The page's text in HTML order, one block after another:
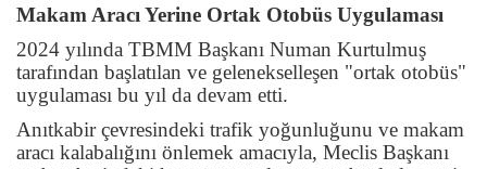
Makam Aracı Yerine Ortak Otobüs Uygulaması
2024 yılında TBMM Başkanı Numan Kurtulmuş
tarafından başlatılan ve gelenekselleşen "ortak otobüs"
uygulaması bu yıl da devam etti.
Anıtkabir çevresindeki trafik yoğunluğunu ve makam
aracı kalabalığını önlemek amacıyla, Meclis Başkanı